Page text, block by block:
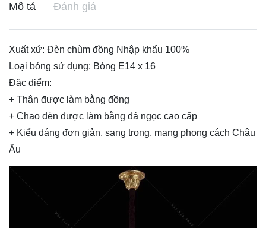
Mô tả Đánh giá
Xuất xứ: Đèn chùm đồng Nhập khẩu 100%
Loại bóng sử dụng: Bóng E14 x 16
Đặc điểm:
+ Thân được làm bằng đồng
+ Chao đèn được làm bằng đá ngọc cao cấp
+ Kiểu dáng đơn giản, sang trọng, mang phong cách Châu
Âu